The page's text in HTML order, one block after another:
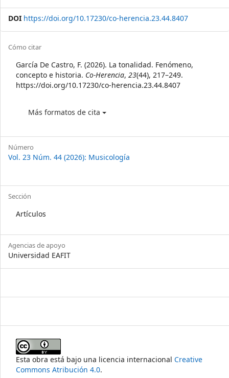
DOI https://doi.org/10.17230/co-herencia.23.44.8407
Article
Details
Cómo citar
García De Castro, F. (2026). La tonalidad. Fenómeno,
concepto e historia. Co-Herencia, 23(44), 217–249.
https://doi.org/10.17230/co-herencia.23.44.8407
Más formatos de cita
Número
Vol. 23 Núm. 44 (2026): Musicología
Sección
Artículos
Agencias de apoyo
Universidad EAFIT
Esta obra está bajo una licencia internacional Creative
Commons Atribución 4.0.